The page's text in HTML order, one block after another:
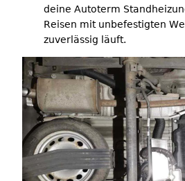
deine Autoterm
Reisen mit unbefestigten
zuverlässig läuft.